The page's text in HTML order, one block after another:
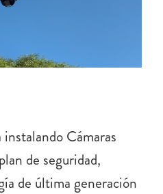
Cámaras
de seguridad,
de última generación